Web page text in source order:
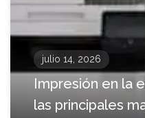
julio 14, 2026
Impresión en la
las principales